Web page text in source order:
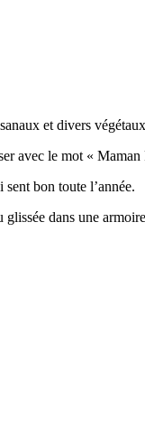
et divers
avec le mot « Maman
bon toute l’année.
dans une